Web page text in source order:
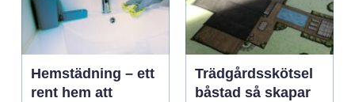
Hemstädning – ett
rent hem att
Trädgårdsskötsel
båstad så skapar